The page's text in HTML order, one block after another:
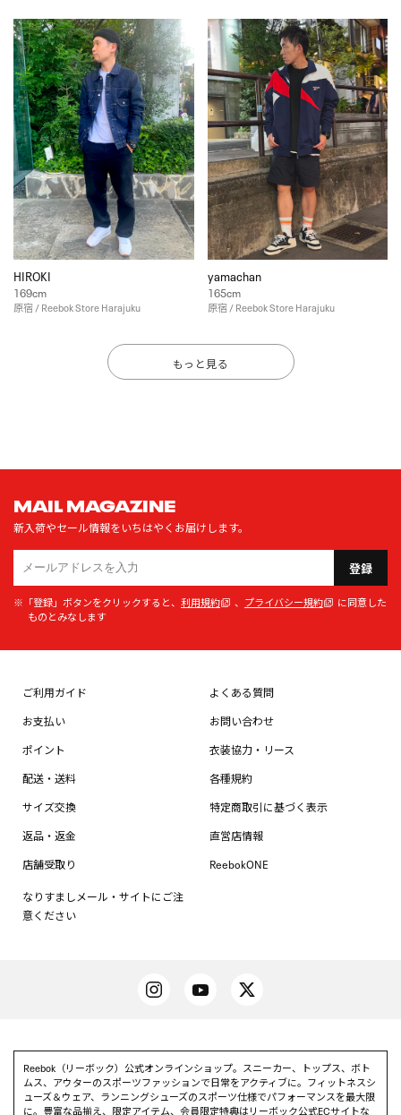
HIROKI
169cm
原宿 / Reebok Store Harajuku
yamachan
165cm
原宿 / Reebok Store Harajuku
もっと見る
MAIL MAGAZINE
新入荷やセール情報をいちはやくお届けします。
登録
※「登録」ボタンをクリックすると、 利用規約 、 プライバシー規約
に同意した
ものとみなします
ご利用ガイド
お支払い
ポイント
配送・送料
サイズ交換
返品・返金
店舗受取り
なりすましメール・サイトにご注
意ください
よくある質問
お問い合わせ
衣装協力・リース
各種規約
特定商取引に基づく表示
直営店情報
ReebokONE
Reebok（リーボック）公式オンラインショップ。スニーカー、トップス、ボト
ムス、アウターのスポーツファッションで日常をアクティブに。フィットネスシ
ューズ＆ウェア、ランニングシューズのスポーツ仕様でパフォーマンスを最大限
に。豊富な品揃え、限定アイテム、会員限定特典はリーボック公式ECサイトな